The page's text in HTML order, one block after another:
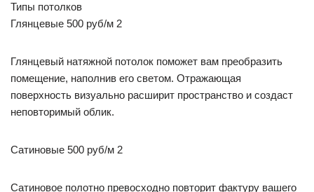
Типы потолков
Глянцевые 500 руб/м 2
Глянцевый натяжной потолок поможет вам преобразить
помещение, наполнив его светом. Отражающая
поверхность визуально расширит пространство и создаст
неповторимый облик.
Сатиновые 500 руб/м 2
Сатиновое полотно превосходно повторит фактуру вашего